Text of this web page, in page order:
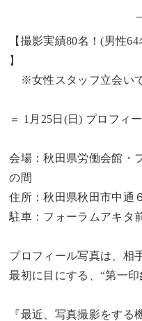
【撮影実績80名！(男性
】
※女性スタッフ立会いで
＝ 1月25日(日) プロフィ
会場：秋田県労働会館・
の間
住所：秋田県秋田市中通
駐車：フォーラムアキタ
プロフィール写真は、相
最初に目にする、“第一
『最近、写真撮影をす